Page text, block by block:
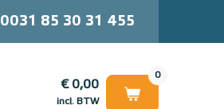
0031 85 30 31 455
0
€ 0,00
incl. BTW